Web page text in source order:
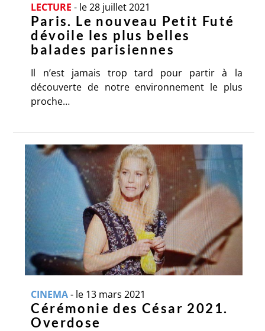
LECTURE - le 28 juillet 2021
Paris. Le nouveau Petit Futé
dévoile les plus belles
balades parisiennes
Il n’est jamais trop tard pour partir à la
découverte de notre environnement le plus
proche…
CINEMA- le 13 mars 2021
Cérémonie des César 2021.
Overdose